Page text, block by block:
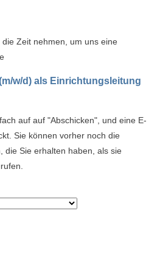
Zeit nehmen, um uns eine
w/d) als Einrichtungsleitung
auf auf "Abschicken", und eine E-
Sie können vorher noch die
die Sie erhalten haben, als sie